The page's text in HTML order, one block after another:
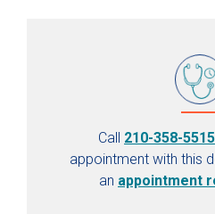
Call 210-358-5515
appointment with this
an appointment